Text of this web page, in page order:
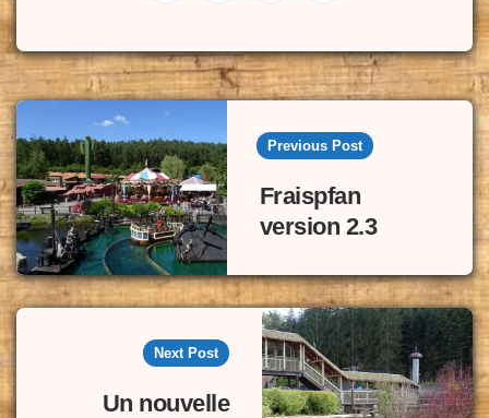
Post
navigation
Previous Post
Fraispfan
version 2.3
Next Post
Un nouvelle